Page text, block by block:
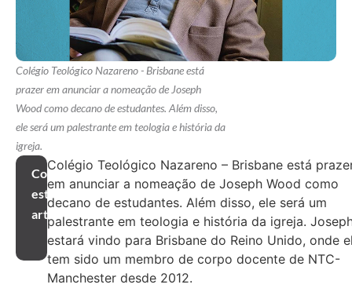
Colégio Teológico Nazareno - Brisbane está
prazer em anunciar a nomeação de Joseph
Wood como decano de estudantes. Além disso,
ele será um palestrante em teologia e história da
igreja.
Compartilhar
este
artigo
Colégio Teológico Nazareno – Brisbane está
em anunciar a nomeação de Joseph Wood como
decano de estudantes. Além disso, ele será um
palestrante em teologia e história da igreja.
estará vindo para Brisbane do Reino Unido, onde
tem sido um membro de corpo docente de NTC-
Manchester desde 2012.